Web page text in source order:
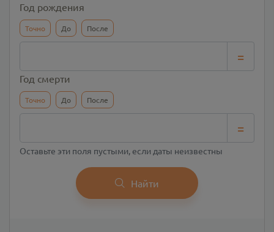
Год рождения
Точно До После
=
Год смерти
Точно До После
=
Оставьте эти поля пустыми, если даты неизвестны
Найти